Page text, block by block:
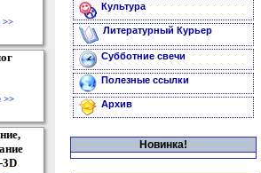
>>
>>
3D
Культура
Литературный Курьер
Субботние свечи
Полезные ссылки
Архив
Новинка!